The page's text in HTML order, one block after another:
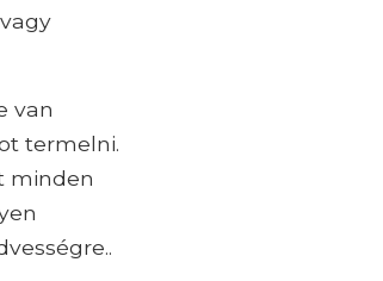
van
termelni.
minden